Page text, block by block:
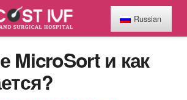
MicroSort и как
Russian